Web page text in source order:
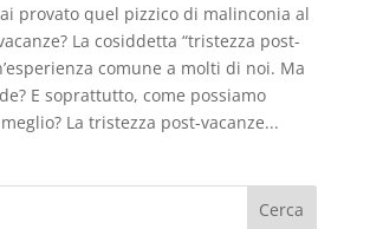
provato quel pizzico di malinconia al
La cosiddetta “tristezza post-
comune a molti di noi. Ma
E soprattutto, come possiamo
La tristezza post-vacanze...